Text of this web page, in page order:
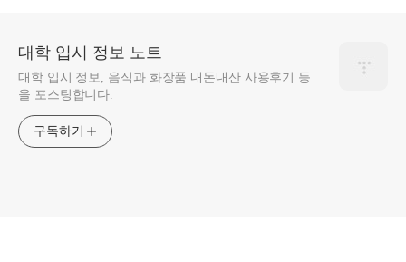
대학 입시 정보 노트
대학 입시 정보, 음식과 화장품 내돈내산 사용후기 등
을 포스팅합니다.
구독하기